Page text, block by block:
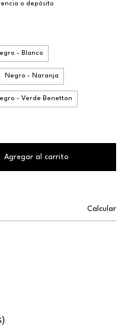
o depósito
- Blanco
Negro - Naranja
- Verde Benetton
Calcular